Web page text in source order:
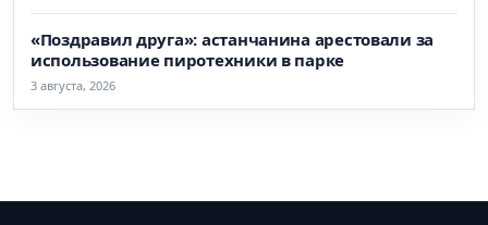
«Поздравил друга»: астанчанина арестовали за
использование пиротехники в парке
3 августа, 2026